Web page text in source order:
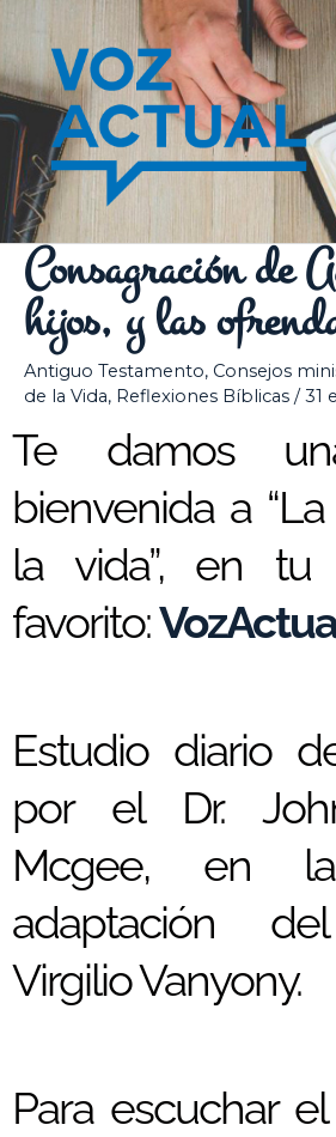
contenido
Consagración de
hijos, y las
Antiguo Testamento, Consejos
de la Vida, Reflexiones Bíblicas /31
Te damos
bienvenida a
la vida”, en tu
favorito:
Estudio diario
por el Dr.
Mcgee, en
adaptación
Virgilio Vanyony.
Para escuchar